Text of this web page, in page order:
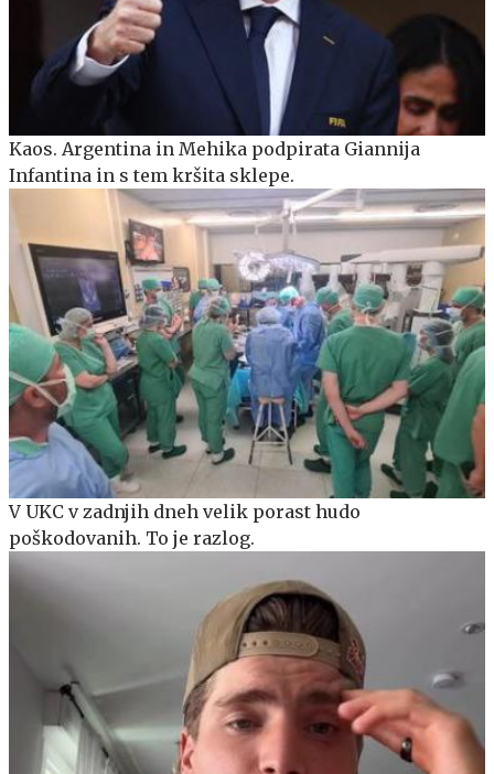
Kaos. Argentina in Mehika podpirata Giannija
Infantina in s tem kršita sklepe.
V UKC v zadnjih dneh velik porast hudo
poškodovanih. To je razlog.